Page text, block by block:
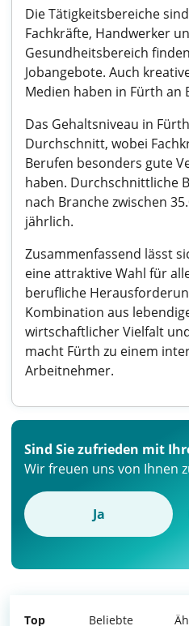
Die Tätigkeitsbereiche
Fachkräfte, Handwerker
Gesundheitsbereich
Jobangebote. Auch
Medien haben in Fürth an
Das Gehaltsniveau in
Durchschnitt, wobei
Berufen besonders gute
haben. Durchschnittliche
nach Branche zwischen
jährlich.
Zusammenfassend lässt
eine attraktive Wahl für
berufliche
Kombination aus
wirtschaftlicher Vielfalt
macht Fürth zu einem
Arbeitnehmer.
Sind Sie zufrieden mit
Wir freuen uns von Ihnen
Ja
Top Beliebte